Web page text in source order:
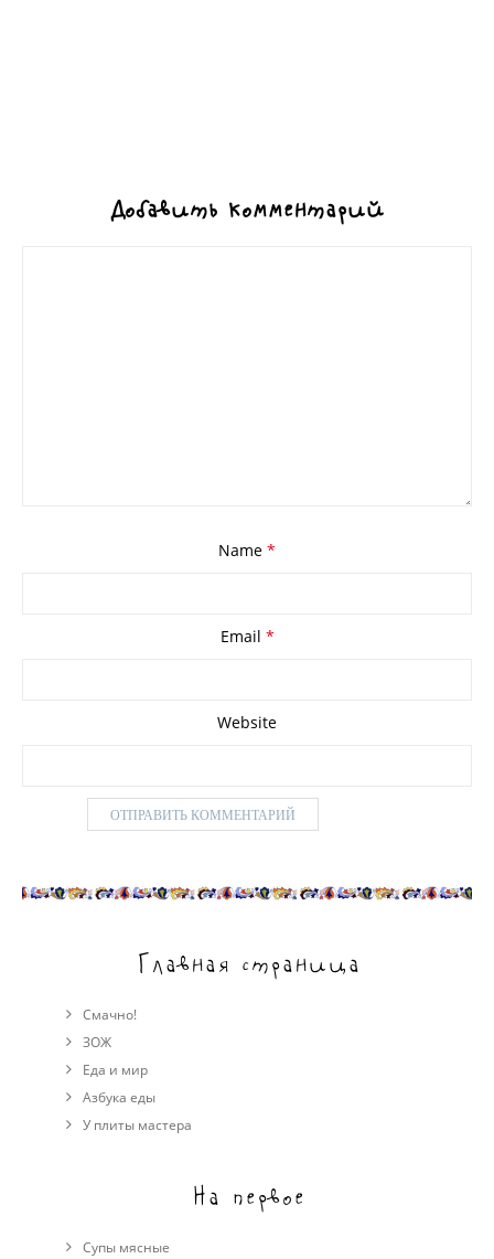
Добавить комментарий
Name *
Email *
Website
Главная страница
Смачно!
ЗОЖ
Еда и мир
Азбука еды
У плиты мастера
На первое
Супы мясные